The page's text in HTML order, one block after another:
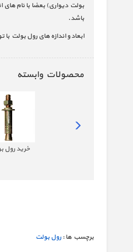
بولت دیواری) بعضا با نام
باشد.
ابعاد و اندازه های رول بولت با توجه به نوع و عمق
محصولات وابسته
خرید رول
برچسب ها : رول بولت